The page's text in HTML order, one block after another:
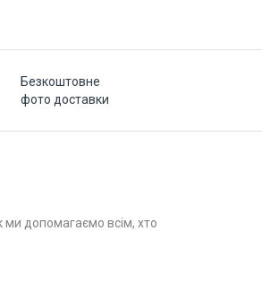
Безкоштовне
фото доставки
ми допомагаємо всім, хто